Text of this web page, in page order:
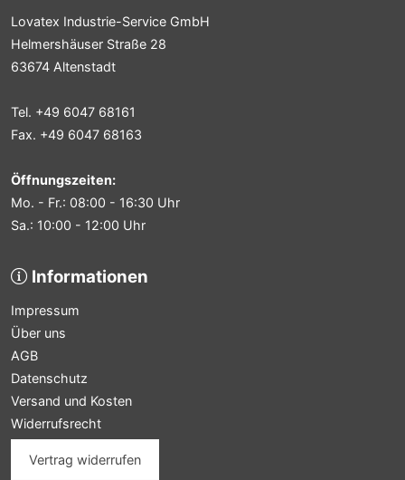
Lovatex Industrie-Service GmbH
Helmershäuser Straße 28
63674 Altenstadt
Tel. +49 6047 68161
Fax. +49 6047 68163
Öffnungszeiten:
Mo. - Fr.: 08:00 - 16:30 Uhr
Sa.: 10:00 - 12:00 Uhr
Informationen
Impressum
Über uns
AGB
Datenschutz
Versand und Kosten
Widerrufsrecht
Vertrag widerrufen